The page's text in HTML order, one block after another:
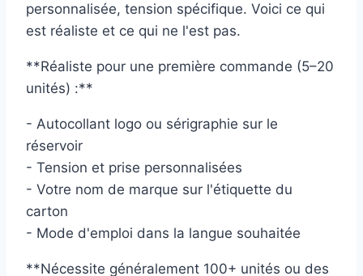
personnalisée, tension spécifique. Voici ce qui
est réaliste et ce qui ne l'est pas.
**Réaliste pour une première commande (5–20
unités) :**
- Autocollant logo ou sérigraphie sur le
réservoir
- Tension et prise personnalisées
- Votre nom de marque sur l'étiquette du
carton
- Mode d'emploi dans la langue souhaitée
**Nécessite généralement 100+ unités ou des